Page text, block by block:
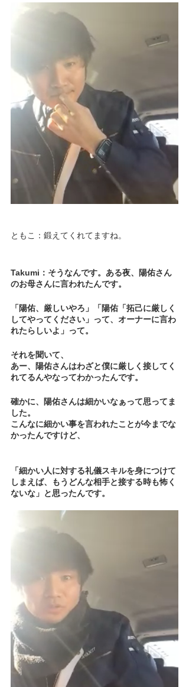
ともこ：鍛えてくれてますね。
Takumi：そうなんです。ある夜、陽佑さん
のお母さんに言われたんです。
「陽佑、厳しいやろ」「陽佑「拓己に厳しく
してやってください」って、オーナーに言わ
れたらしいよ」って。
それを聞いて、
あー、陽佑さんはわざと僕に厳しく接してく
れてるんやなってわかったんです。
確かに、陽佑さんは細かいなぁって思ってま
した。
こんなに細かい事を言われたことが今までな
かったんですけど、
「細かい人に対する礼儀スキルを身につけて
しまえば、もうどんな相手と接する時も怖く
ないな」と思ったんです。